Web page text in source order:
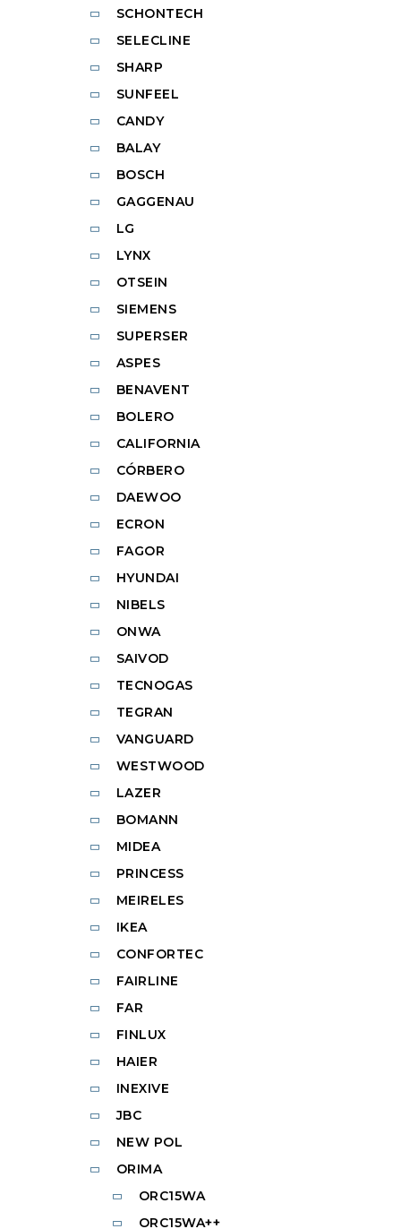
SCHONTECH
SELECLINE
SHARP
SUNFEEL
CANDY
BALAY
BOSCH
GAGGENAU
LG
LYNX
OTSEIN
SIEMENS
SUPERSER
ASPES
BENAVENT
BOLERO
CALIFORNIA
CÓRBERO
DAEWOO
ECRON
FAGOR
HYUNDAI
NIBELS
ONWA
SAIVOD
TECNOGAS
TEGRAN
VANGUARD
WESTWOOD
LAZER
BOMANN
MIDEA
PRINCESS
MEIRELES
IKEA
CONFORTEC
FAIRLINE
FAR
FINLUX
HAIER
INEXIVE
JBC
NEW POL
ORIMA
ORC15WA
ORC15WA++